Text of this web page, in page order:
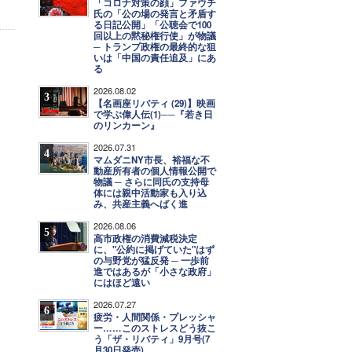
氏の「公の場の発言と矛盾す
る日記公開」「公聴会で100
回以上の黙秘権行使」が物議
─ トランプ政権の最終的な狙
いは「中国の責任追及」にあ
る
3 2026.08.02
【名画座リバティ (29)】映画
で学ぶ偉人伝(1)──『若き日
のリンカーン』
4 2026.07.31
マムダニNY市長、裕福な不
動産所有者の個人情報公開で
物議 ─ さらに同氏の支持母
体には親中活動家も入り込
み、共産主義へばく進
5 2026.08.06
高市政権の消費減税決定
に、"公約に掲げていた"はず
の与野党が猛反発 ─ 一歩前
進ではあるが「小さな政府」
にはほど遠い
6 2026.07.27
疲労・人間関係・プレッシャ
ー……このストレスどう抜こ
う「ザ・リバティ」9月号(7